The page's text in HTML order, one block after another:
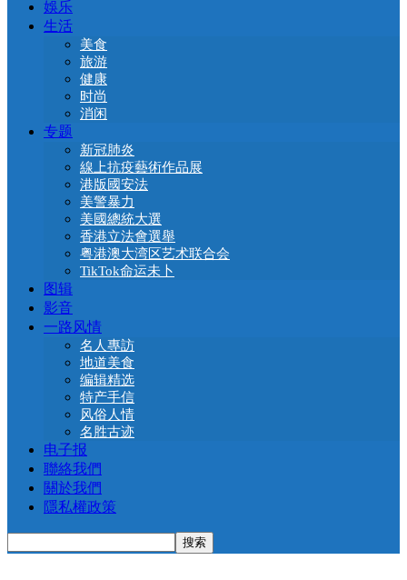
娛乐
生活
美食
旅游
健康
时尚
消闲
专题
新冠肺炎
線上抗疫藝術作品展
港版國安法
美警暴力
美國總統大選
香港立法會選舉
粤港澳大湾区艺术联合会
TikTok命运未卜
图辑
影音
一路风情
名人專訪
地道美食
编辑精选
特产手信
风俗人情
名胜古迹
电子报
聯絡我們
關於我們
隱私權政策